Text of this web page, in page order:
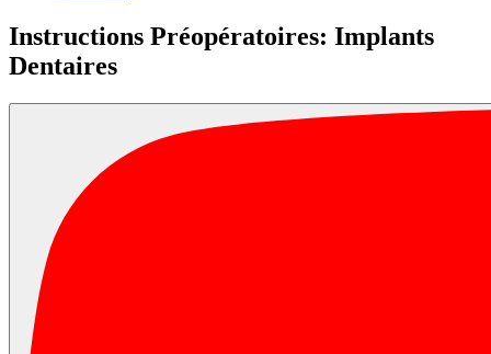
Instructions Préopératoires: Implants
Dentaires